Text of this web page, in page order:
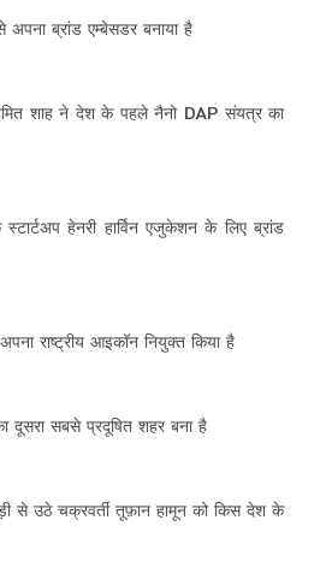
ब्रांड एम्बेसडर बनाया है
शाह ने देश के पहले नैनो DAP संयत्र का
हेनरी हार्विन एजुकेशन के लिए ब्रांड
राष्ट्रीय आइकॉन नियुक्त किया है
दूसरा सबसे प्रदूषित शहर बना है
से उठे चक्रवर्ती तूफ़ान हामून को किस देश के